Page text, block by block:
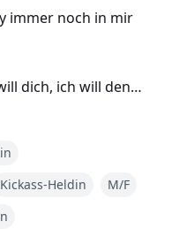
immer noch in mir
dich, ich will den
auch. Nachdem Harry
deinen Beinen
Kickass-Heldin
M/F